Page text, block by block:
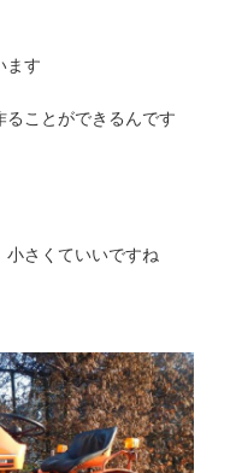
ます
ことができるんです
小さくていいですね